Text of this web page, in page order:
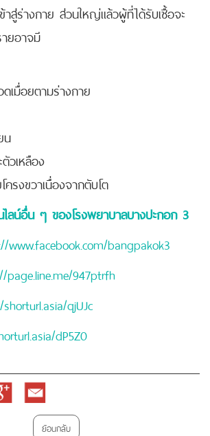
าสู่ร่างกาย ส่วนใหญ่แล้วผู้ที่ได้รับเชื้อจะ
ยอาจมี
เมื่อยตามร่างกาย
น
วเหลือง
ครงขวาเนื่องจากตับโต
ลน์อื่น ๆ ของโรงพยาบาลบางปะกอก 3
www.facebook.com/bangpakok3
page.line.me/947ptrfh
qjUJc
dP5Z0
Email
ย้อนกลับ